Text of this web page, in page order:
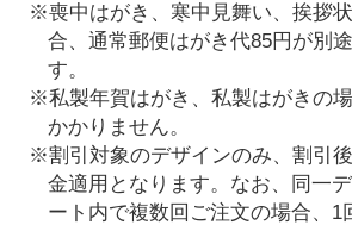
※喪中はがき、寒中見舞い、挨拶
合、通常郵便はがき代85円が別
す。
※私製年賀はがき、私製はがきの
かかりません。
※割引対象のデザインのみ、割引
金適用となります。なお、同一
ート内で複数回ご注文の場合、1